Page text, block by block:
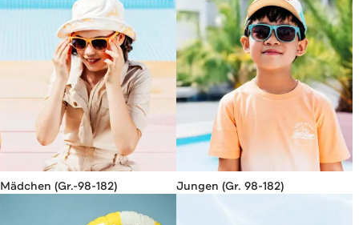
Mädchen (Gr.-98-182) Jungen (Gr. 98-182)